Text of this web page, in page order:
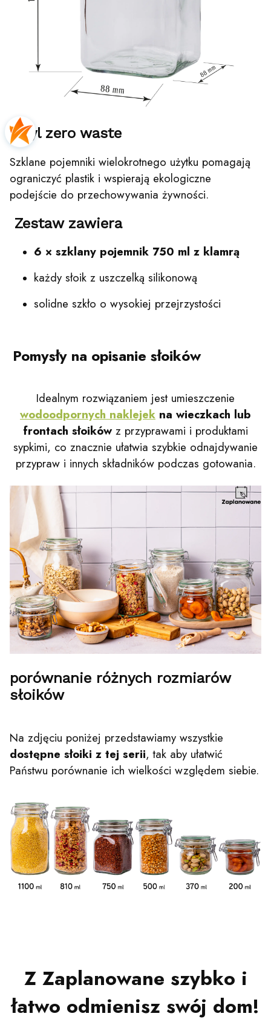
Styl zero waste
Szklane pojemniki wielokrotnego użytku pomagają
ograniczyć plastik i wspierają ekologiczne
podejście do przechowywania żywności.
Zestaw zawiera
6 × szklany pojemnik 750 ml z klamrą
każdy słoik z uszczelką silikonową
solidne szkło o wysokiej przejrzystości
Pomysły na opisanie słoików
Idealnym rozwiązaniem jest umieszczenie
wodoodpornych naklejek na wieczkach lub
frontach słoikówz przyprawami i produktami
sypkimi, co znacznie ułatwia szybkie odnajdywanie
przypraw i innych składników podczas gotowania.
porównanie różnych rozmiarów
słoików
Na zdjęciu poniżej przedstawiamy wszystkie
dostępne słoiki z tej serii, tak aby ułatwić
Państwu porównanie ich wielkości względem siebie.
Z Zaplanowane szybko i
łatwo odmienisz swój dom!